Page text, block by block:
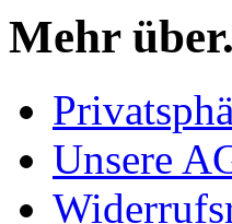
Mehr
Unsere